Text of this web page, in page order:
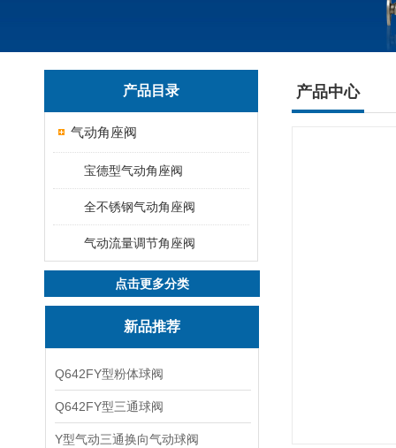
产品目录
气动角座阀
宝德型气动角座阀
全不锈钢气动角座阀
气动流量调节角座阀
点击更多分类
新品推荐
Q642FY型粉体球阀
Q642FY型三通球阀
Y型气动三通换向气动球阀
产品中心